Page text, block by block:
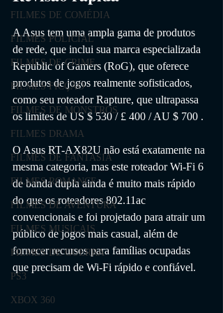
FILMES DE COMÉDIA
FILMES POLICIAL
FILMES DE CRIME
FILMES FICÇÃO
FILMES DE MONSTROS
FILMES DRAMA
FILMES DE FANTASIA
FILMES ROMANCE
FILMES DE AVENTURA
FILMES MUSICAIS
FILMES DE GUERRA
PS3
XBOX 360
A Asus tem uma ampla gama de produtos
de rede, que inclui sua marca especializada
Republic of Gamers (RoG), que oferece
produtos de jogos realmente sofisticados,
como seu roteador Rapture, que ultrapassa
os limites de US $ 530 / £ 400 / AU $ 700 .
O Asus RT-AX82U não está exatamente na
mesma categoria, mas este roteador Wi-Fi 6
de banda dupla ainda é muito mais rápido
do que os roteadores 802.11ac
convencionais e foi projetado para atrair um
público de jogos mais casual, além de
fornecer recursos para famílias ocupadas
que precisam de Wi-Fi rápido e confiável.